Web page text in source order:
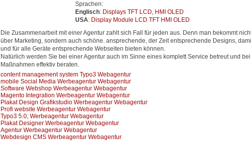
Sprachen:
Englisch: Displays TFT LCD, HMI OLED
USA: Display Module LCD TFT HMI OLED
Die Zusammenarbeit mit einer Agentur zahlt sich Fall für jeden aus. Denn man bekommt
über Marketing, sondern auch schöne. ansprechende, der Zeit entsprechende Designs,
und für alle Geräte entsprechende Webseiten bieten können.
Natürlich werden Sie bei einer Agentur auch im Sinne eines komplett Service betreut und
Maßnahmen effektiv beraten.
content management system Typo3 Webagentur
mobile Social Media Werbeagentur Webagentur
Software Webshop Werbeagentur Webagentur
Magento Integration Werbeagentur Webagentur
Plakat Design Grafikstudio Werbeagentur Webagentur
Profi website Werbeagentur Webagentur
Typo3 5.0; Werbeagentur Webagentur
Plakat Designer Werbeagentur Webagentur
Agentur Werbeagentur Webagentur
Webdesign CMS Werbeagentur Webagentur